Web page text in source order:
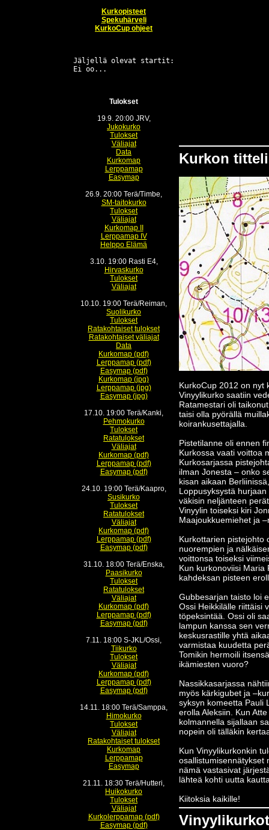
Kurkopisteet
Spekuhärveli
KurkoCup ohjeet
Jäljellä olevat startit:
Tulokset
19.9. 20:00 JRV,
Jukokurko
Tulokset
Väliajat
Data
Kurkomap
Lerppamap
Easymap
26.9. 20:00 Terä/Timbe,
SM-taitokurko
Tulokset
Väliajat
Kurkomap II
Lerppamap IV
Helppo Elämä
3.10. 19:00 Rasti E4,
Hirvaskurko
Tulokset
Väliajat
10.10. 19:00 Terä/Reiman,
Suolikurko
Tulokset
Ratakohtaiset tulokset
Ratakohtaiset väliajat
Data
Kurkomap (pdf)
Lerppamap (pdf)
Easymap (pdf)
Kurkomap (jpg)
Lerppamap (jpg)
Easymap (jpg)
17.10. 19:00 Terä/Kanki,
Pehmokurko
Tulokset
Ratatulokset
Väliajat
Kurkomap (pdf)
Lerppamap (pdf)
Easymap (pdf)
24.10. 19:00 Terä/Kaapro,
Susikurko
Tulokset
Ratatulokset
Väliajat
Kurkomap (pdf)
Lerppamap (pdf)
Easymap (pdf)
31.10. 18:00 Terä/Enska,
Paasikurko
Tulokset
Ratatulokset
Väliajat
Kurkomap (pdf)
Lerppamap (pdf)
Easymap (pdf)
7.11. 18:00 S-JKL/Ossi,
Tiikurko
Tulokset
Väliajat
Kurkomap (pdf)
Lerppamap (pdf)
Easymap (pdf)
14.11. 18:00 Terä/Samppa,
Himokurko
Tulokset
Väliajat
Ratakohtaiset tulokset
Kurkomap
Lerppamap
Easymap
21.11. 18:30 Terä/Hutteri,
Huikokurko
Tulokset
Väliajat
Kurkolerppamap (pdf)
Easymap (pdf)
Kurkon
KurkoCup 2012 on nyt
Vinyylikurko saatiin
Ratamestari oli
taisi olla pyörällä
koirankusettajalla.
Pistetilanne oli ennen
Kurkossa vaati voittoa
Kurkosarjassa
ilman Jonesta – onko
kisan aikaan
Loppusyksystä
väkisin neljänteen
Vinyylin toiseksi kiri
Maajoukkuemiehet ja
Kurkottarien pistejohto
nuorempien ja
voittonsa toiseksi
Kun kurkonoviisi Maria
kahdeksan pisteen
Gubbesarjan taisto loi
Ossi Heikkilälle riittäisi
töpeksintää. Ossi oli
lampun kanssa sen
keskusrastille yhtä
varmistaa kuudetta
Tomikin hermoili
ikämiesten vuoro?
Nassikkasarjassa
myös kärkigubet ja
syksyn komeetta Pauli
erolla Aleksiin. Kun
kolmannella sijallaan
nopein oli tälläkin
Kun Vinyylikurkonkin
osallistumisennätykset
nämä vastasivat
lähteä kohti uutta
Kiitoksia kaikille!